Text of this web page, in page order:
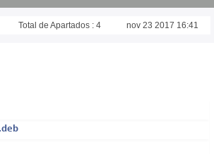
Total de Apartados : 4 nov 23 2017 16:41